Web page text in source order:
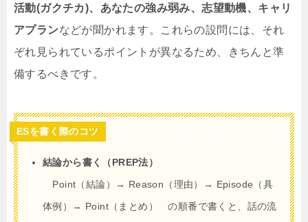
活動(ガクチカ)、あなたの強み弱み、志望動機、キャリ
アプランなどが聞かれます。これらの設問には、それ
ぞれ見られているポイントが異なるため、きちんと準
備するべきです。
ESを書く際のコツ
結論から書く（PREP法）
Point（結論）→ Reason（理由）→ Episode（具
体例）→ Point（まとめ） の順番で書くと、話の流